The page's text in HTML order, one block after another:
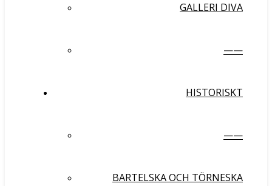
GALLERI DIVA
——
HISTORISKT
——
BARTELSKA OCH TÖRNESKA